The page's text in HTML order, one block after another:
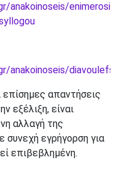
anakoinoseis/enimerosi-
anakoinoseis/diavoulefsi
απαντήσεις
εξέλιξη, είναι
αλλαγή της
συνεχή εγρήγορση για
επιβεβλημένη.